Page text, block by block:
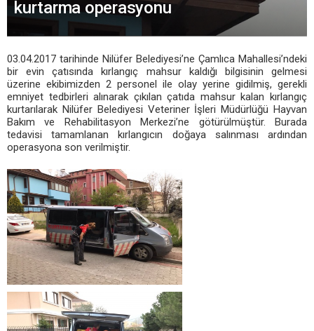
kurtarma operasyonu
03.04.2017 tarihinde Nilüfer Belediyesi’ne Çamlıca Mahallesi’ndeki
bir evin çatısında kırlangıç mahsur kaldığı bilgisinin gelmesi
üzerine ekibimizden 2 personel ile olay yerine gidilmiş, gerekli
emniyet tedbirleri alınarak çıkılan çatıda mahsur kalan kırlangıç
kurtarılarak Nilüfer Belediyesi Veteriner İşleri Müdürlüğü Hayvan
Bakım ve Rehabilitasyon Merkezi’ne götürülmüştür. Burada
tedavisi tamamlanan kırlangıcın doğaya salınması ardından
operasyona son verilmiştir.